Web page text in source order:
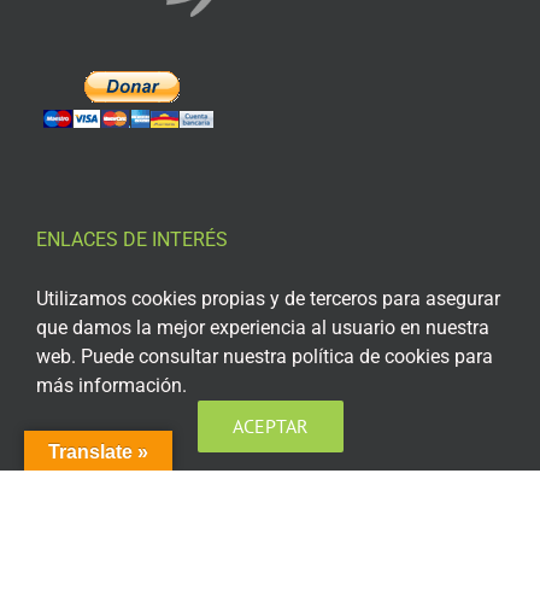
ENLACES DE INTERÉS
Aviso Legal
Política de privacidad
Política de privacidad Redes Sociales
Política de cookies
Translate »
Utilizamos cookies propias y de terceros para asegurar
que damos la mejor experiencia al usuario en nuestra
web. Puede consultar nuestra política de cookies para
más información.
ACEPTAR